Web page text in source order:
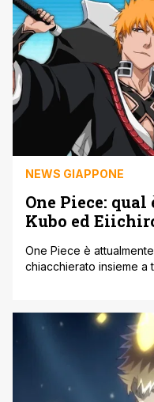
molto probabilmente [']
NEWS GIAPPONE
One Piece:
Kubo ed
One Piece è
chiacchierato insieme a
di 20 anni, ha segnato
farlo a distanza di anni